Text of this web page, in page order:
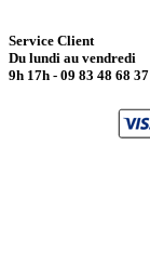
Service Client
Du lundi au vendredi
9h 17h - 09 83 48 68 37